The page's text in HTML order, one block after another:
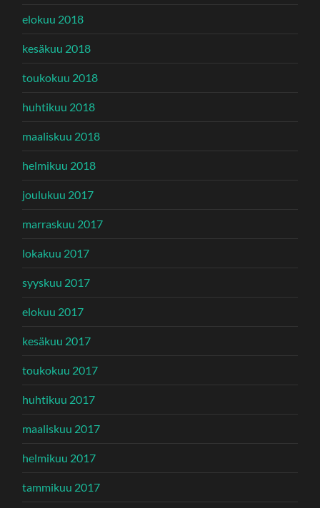
elokuu 2018
kesäkuu 2018
toukokuu 2018
huhtikuu 2018
maaliskuu 2018
helmikuu 2018
joulukuu 2017
marraskuu 2017
lokakuu 2017
syyskuu 2017
elokuu 2017
kesäkuu 2017
toukokuu 2017
huhtikuu 2017
maaliskuu 2017
helmikuu 2017
tammikuu 2017